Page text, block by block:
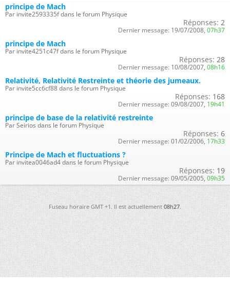
principe de Mach
Par invite2593335f dans le forum Physique
Réponses: 2
Dernier message: 19/07/2008, 07h37
principe de Mach
Par invite4251c47f dans le forum Physique
Réponses: 28
Dernier message: 10/08/2007, 08h16
Relativité, Relativité Restreinte et théorie des jumeaux.
Par invite5cc6cf88 dans le forum Physique
Réponses: 168
Dernier message: 09/08/2007, 19h41
principe de base de la relativité restreinte
Par Seirios dans le forum Physique
Réponses: 6
Dernier message: 01/02/2006, 17h33
Principe de Mach et fluctuations ?
Par invitea0046ad4 dans le forum Physique
Réponses: 19
Dernier message: 09/05/2005, 09h35
Fuseau horaire GMT +1. Il est actuellement08h27.